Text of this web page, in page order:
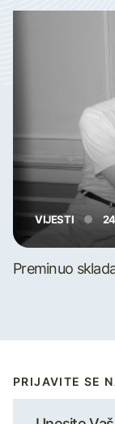
VIJESTI
Preminuo
PRIJAVITE SE